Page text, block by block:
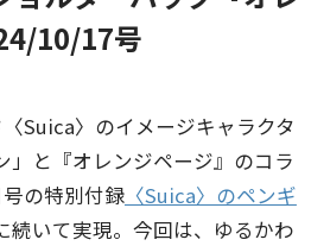
10/17号
Suica〉のイメージキャラクタ
」と『オレンジページ』のコラ
の特別付録〈Suica〉のペンギ
続いて実現。今回は、ゆるかわ